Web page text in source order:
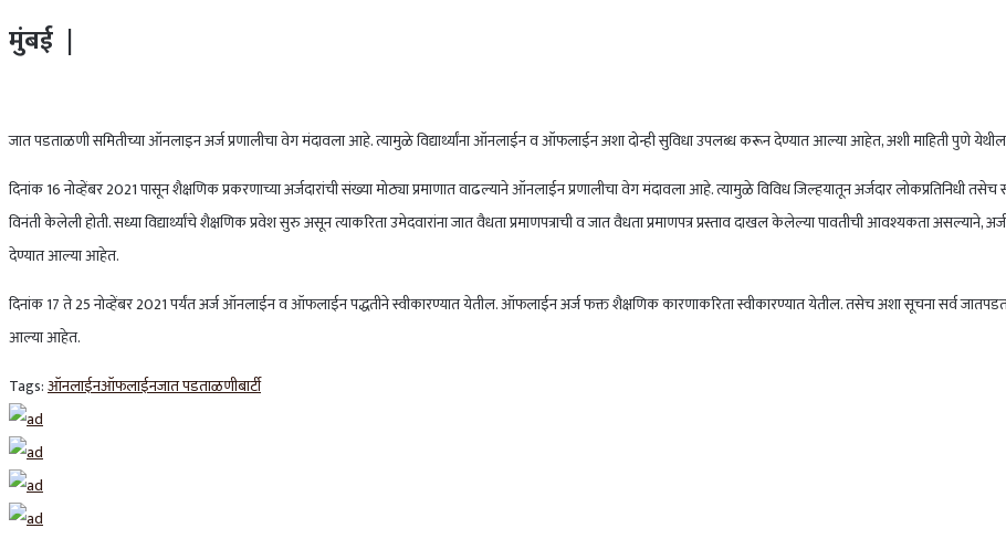
मुंबई |
जात पडताळणी समितीच्या ऑनलाइन अर्ज प्रणालीचा वेग मंदावला आहे. त्यामुळे विद्यार्थ्यांना ऑनलाईन व ऑफलाईन अशा दोन्ही सुविधा उपलब्ध करून देण्यात आल्या आहेत, अशी माहिती पुणे
दिनांक 16 नोव्हेंबर 2021 पासून शैक्षणिक प्रकरणाच्या अर्जदारांची संख्या मोठ्या प्रमाणात वाढल्याने ऑनलाईन प्रणालीचा वेग मंदावला आहे. त्यामुळे विविध जिल्हयातून अर्जदार
विनंती केलेली होती. सध्या विद्यार्थ्यांचे शैक्षणिक प्रवेश सुरु असून त्याकरिता उमेदवारांना जात वैधता प्रमाणपत्राची व जात वैधता प्रमाणपत्र प्रस्ताव दाखल केलेल्या पावतीची आवश्यकता
देण्यात आल्या आहेत.
दिनांक 17 ते 25 नोव्हेंबर 2021 पर्यंत अर्ज ऑनलाईन व ऑफलाईन पद्धतीने स्वीकारण्यात येतील. ऑफलाईन अर्ज फक्त शैक्षणिक कारणाकरिता स्वीकारण्यात येतील. तसेच अशा सूचना सर्व
आल्या आहेत.
Tags:ऑनलाईनऑफलाईनजात पडताळणीबार्टी